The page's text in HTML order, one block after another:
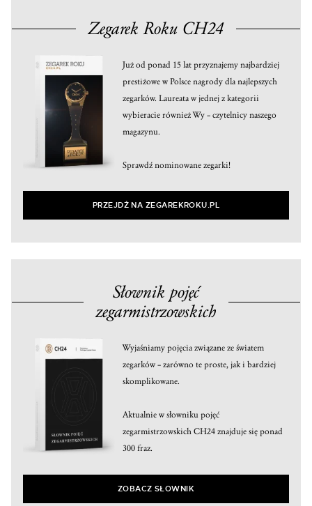
Zegarek Roku CH24
Już od ponad 15 lat przyznajemy najbardziej
prestiżowe w Polsce nagrody dla najlepszych
zegarków. Laureata w jednej z kategorii
wybieracie również Wy – czytelnicy naszego
magazynu.
Sprawdź nominowane zegarki!
PRZEJDŹ NA ZEGAREKROKU.PL
Słownik pojęć
zegarmistrzowskich
Wyjaśniamy pojęcia związane ze światem
zegarków – zarówno te proste, jak i bardziej
skomplikowane.
Aktualnie w słowniku pojęć
zegarmistrzowskich CH24 znajduje się ponad
300 fraz.
ZOBACZ SŁOWNIK